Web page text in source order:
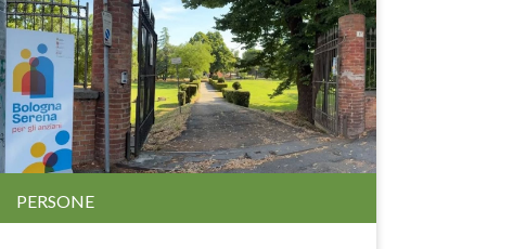
PERSONE